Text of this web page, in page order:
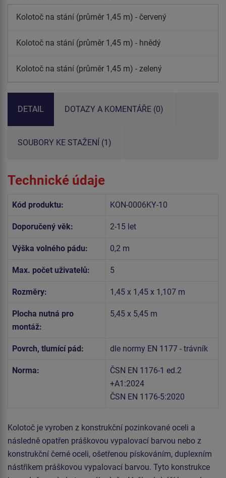
Kolotoč na stání (průměr 1,45 m) - červený
Kolotoč na stání (průměr 1,45 m) - hnědý
Kolotoč na stání (průměr 1,45 m) - zelený
DETAIL DOTAZY A KOMENTÁŘE (0)
SOUBORY KE STAŽENÍ (1)
Technické údaje
Kód produktu: KON-0006KY-10
Doporučený věk: 2-15 let
Výška volného pádu: 0,2 m
Max. počet uživatelů: 5
Rozměry: 1,45 x 1,45 x 1,107 m
Plocha nutná pro
montáž:
5,45 x 5,45 m
Povrch, tlumící pád: dle normy EN 1177 - trávník
Norma:
ČSN EN 1176-1 ed.2
+A1:2024
ČSN EN 1176-5:2020
Kolotoč je vyroben z konstrukční pozinkované oceli a
následně opatřen práškovou vypalovací barvou nebo z
konstrukční černé oceli, ošetřenou pískováním, duplexním
nástřikem práškovou vypalovací barvou. Tyto konstrukce